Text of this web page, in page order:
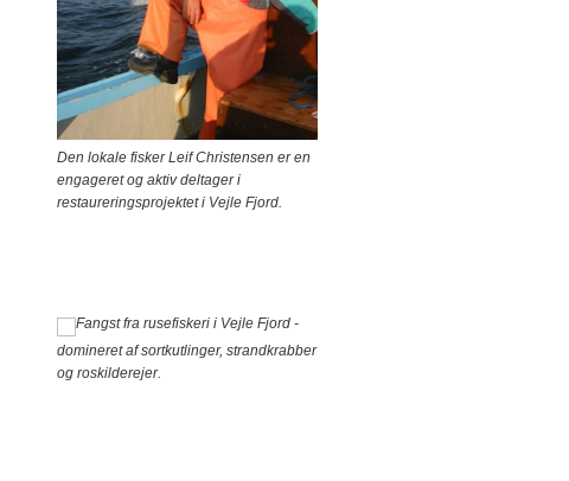
Den lokale fisker Leif Christensen er en
engageret og aktiv deltager i
restaureringsprojektet i Vejle Fjord.
Fangst fra rusefiskeri i Vejle Fjord -
domineret af sortkutlinger, strandkrabber
og roskilderejer.